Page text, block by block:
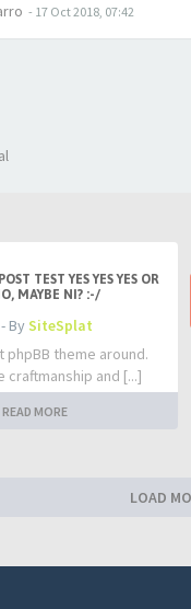
- 17 Oct 2018, 07:42
TEST YES YES YES OR
MAYBE NI? :-/
- BySiteSplat
phpBB theme around.
craftmanship and [...]
READ MORE
LOAD